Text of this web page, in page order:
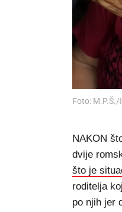
Foto: M.P.Š./
NAKON
dvije
što je
roditelja
po njih jer